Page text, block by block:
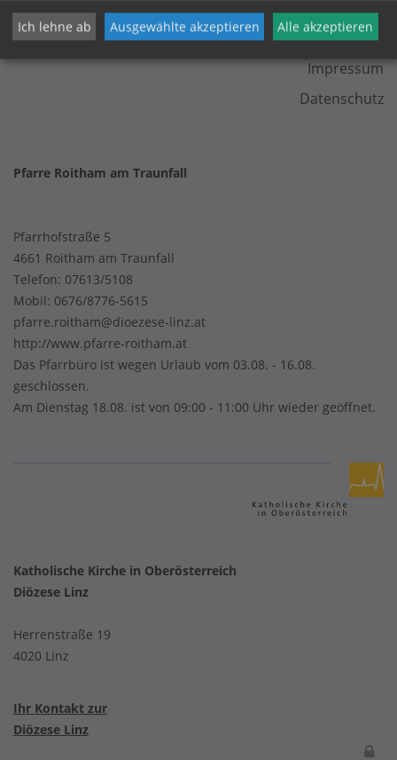
KONTAKT
Impressum
Datenschutz
Pfarre Roitham am Traunfall
Pfarrhofstraße 5
4661 Roitham am Traunfall
Telefon: 07613/5108
Mobil: 0676/8776-5615
pfarre.roitham@dioezese-linz.at
http://www.pfarre-roitham.at
Das Pfarrbüro ist wegen Urlaub vom 03.08. - 16.08.
geschlossen.
Am Dienstag 18.08. ist von 09:00 - 11:00 Uhr wieder geöffnet.
Katholische Kirche in Oberösterreich
Diözese Linz
Herrenstraße 19
4020 Linz
Ihr Kontakt zur
Diözese Linz
Ich lehne ab Ausgewählte akzeptieren Alle akzeptieren